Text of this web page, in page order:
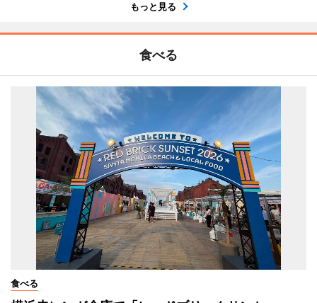
もっと見る
食べる
食べる